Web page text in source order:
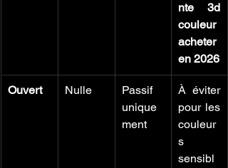
nte 3d
couleur
acheter
en 2026
Ouvert Nulle
Passif
unique
ment
À éviter
pour les
couleur
s
sensibl